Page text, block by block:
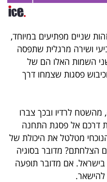
שניים מפתיעים במיוחד,
ושירה מרגלית שתפסה
השמות האלו הם של
פסגות שצמחו דרך
לרדיו ובכך צברו
דרכם אל פסגת התחנה
מטלטל את היכולת של
הצלחתם? מדובר בסוגיה
אם מדובר תופעה